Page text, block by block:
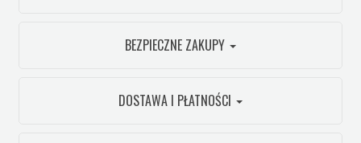
BEZPIECZNE ZAKUPY
DOSTAWA I PŁATNOŚCI